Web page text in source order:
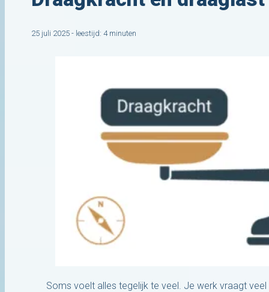
25 juli 2025 - leestijd: 4 minuten
Soms voelt alles tegelijk te veel. Je werk vraagt